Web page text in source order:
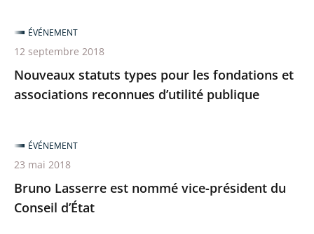
Nouveaux statuts types pour les fondations et
associations reconnues d’utilité publique
ÉVÉNEMENT
12 septembre 2018
Bruno Lasserre est nommé vice-président du
Conseil d’État
ÉVÉNEMENT
23 mai 2018